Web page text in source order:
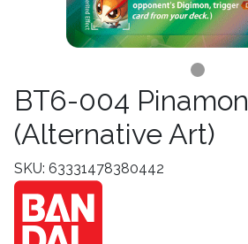
BT6-004 Pinamon
(Alternative Art)
SKU: 63331478380442